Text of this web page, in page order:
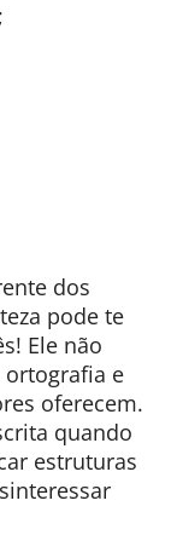
dos
pode te
Ele não
ortografia e
oferecem.
quando
estruturas